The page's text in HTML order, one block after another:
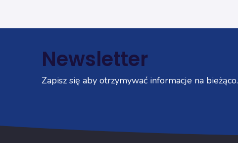
Newsletter
Zapisz się aby otrzymywać informacje na bieżąco.